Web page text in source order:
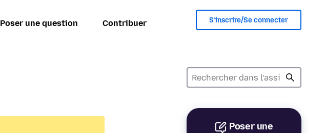
Poser une question Contribuer S’inscrire/Se connecter
Poser une